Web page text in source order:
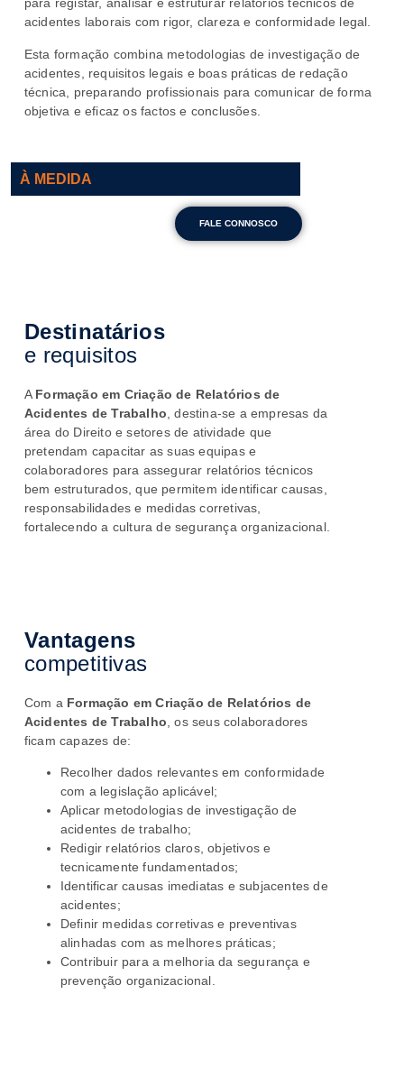
para registar, analisar e estruturar relatórios técnicos de
acidentes laborais com rigor, clareza e conformidade legal.
Esta formação combina metodologias de investigação de
acidentes, requisitos legais e boas práticas de redação
técnica, preparando profissionais para comunicar de forma
objetiva e eficaz os factos e conclusões.
À MEDIDA
FALE CONNOSCO
Destinatários
e requisitos
A Formação em Criação de Relatórios de
Acidentes de Trabalho , destina-se a empresas da
área do Direito e setores de atividade que
pretendam capacitar as suas equipas e
colaboradores para assegurar relatórios técnicos
bem estruturados, que permitem identificar causas,
responsabilidades e medidas corretivas,
fortalecendo a cultura de segurança organizacional.
Vantagens
competitivas
Com a Formação em Criação de Relatórios de
Acidentes de Trabalho , os seus colaboradores
ficamcapazes de:
Recolher dados relevantes em conformidade
com a legislação aplicável;
Aplicar metodologias de investigação de
acidentes de trabalho;
Redigir relatórios claros, objetivos e
tecnicamente fundamentados;
Identificar causas imediatas e subjacentes de
acidentes;
Definir medidas corretivas e preventivas
alinhadas com as melhores práticas;
Contribuir para a melhoria da segurança e
prevenção organizacional.